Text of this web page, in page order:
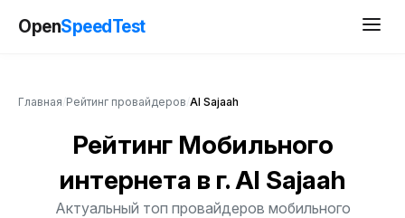
OpenSpeedTest
Главная Рейтинг провайдеров Al Sajaah
Рейтинг Мобильного
интернета в г. Al Sajaah
Актуальный топ провайдеров мобильного